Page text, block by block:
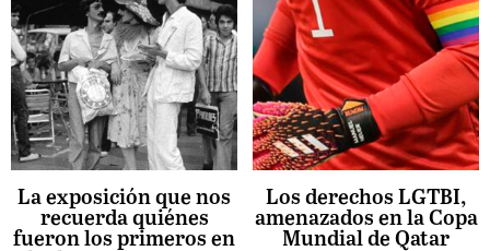
La exposición que nos
recuerda quiénes
fueron los primeros en
Los derechos LGTBI,
amenazados en la Copa
Mundial de Qatar